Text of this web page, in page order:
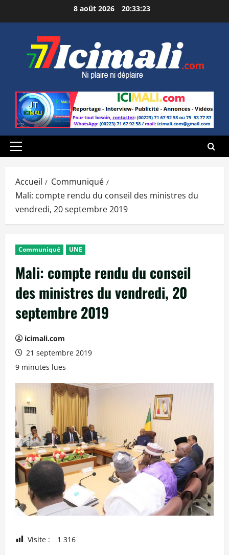
au
8 août 2026 20:33:24
Menu
Accueil
Communiqué
Mali: compte rendu du conseil des ministres du
vendredi, 20 septembre 2019
Communiqué UNE
Mali: compte rendu du conseil
des ministres du vendredi, 20
septembre 2019
icimali.com
21 septembre 2019
9 minutes lues
Visite : 1 316